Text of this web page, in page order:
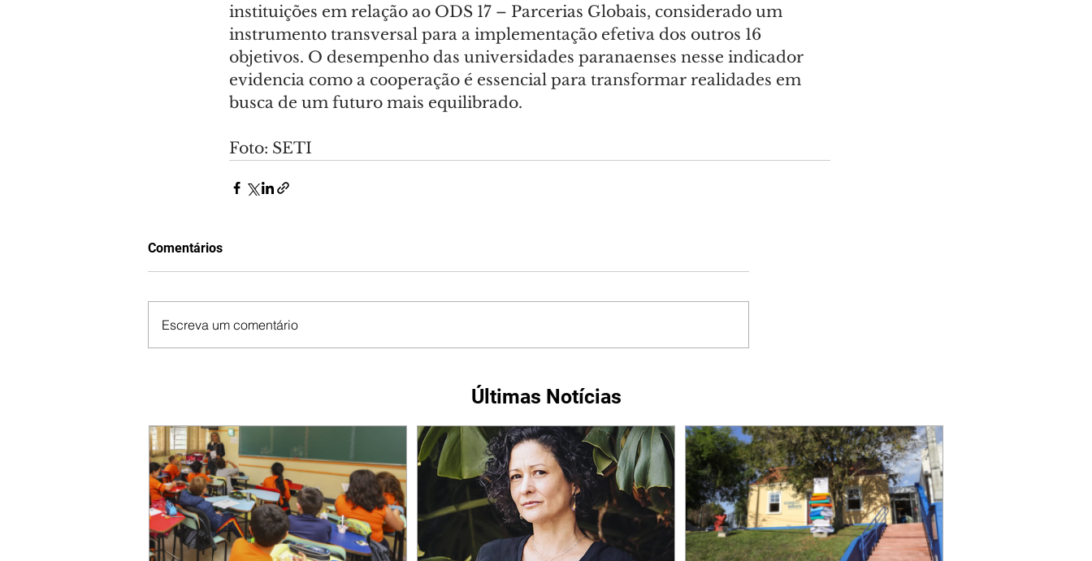
instituições em relação ao ODS 17 – Parcerias Globais, considerado um
instrumento transversal para a implementação efetiva dos outros 16
objetivos. O desempenho das universidades paranaenses nesse indicador
evidencia como a cooperação é essencial para transformar realidades em
busca de um futuro mais equilibrado.
Foto: SETI
Comentários
Escreva um comentário
Últimas Notícias